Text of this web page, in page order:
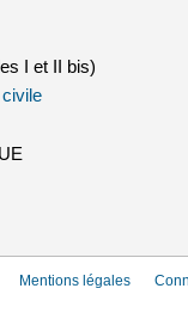
I et II bis)
(le lien est externe)
Mentions légales